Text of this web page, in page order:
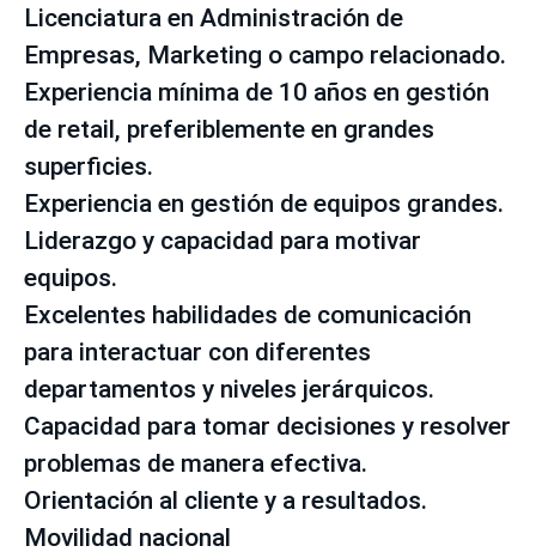
Licenciatura en Administración de
Empresas, Marketing o campo relacionado.
Experiencia mínima de 10 años en gestión
de retail, preferiblemente en grandes
superficies.
Experiencia en gestión de equipos grandes.
Liderazgo y capacidad para motivar
equipos.
Excelentes habilidades de comunicación
para interactuar con diferentes
departamentos y niveles jerárquicos.
Capacidad para tomar decisiones y resolver
problemas de manera efectiva.
Orientación al cliente y a resultados.
Movilidad nacional